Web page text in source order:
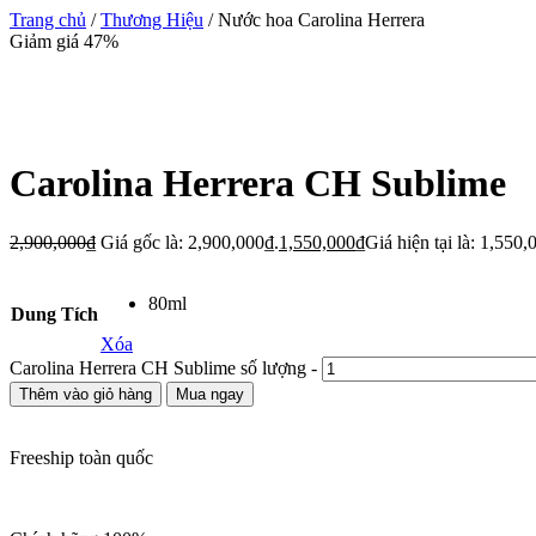
Trang chủ /Thương Hiệu / Nước hoa Carolina Herrera
Giảm giá 47%
Carolina Herrera CH Sublime
2,900,000₫ Giá gốc là: 2,900,000₫.1,550,000₫Giá hiện tại là:
Dung Tích
80ml
Xóa
Carolina Herrera CH Sublime số lượng -
Thêm vào giỏ hàng Mua ngay
Freeship toàn quốc